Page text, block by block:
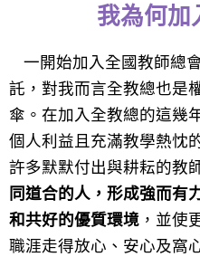
我為何加
一開始加入全國教師總
託，對我而言全教總也是
傘。在加入全教總的這幾
個人利益且充滿教學熱忱
許多默默付出與耕耘的教
同道合的人，形成強而有
和共好的優質環境 ，並使
職涯走得放心、安心及窩